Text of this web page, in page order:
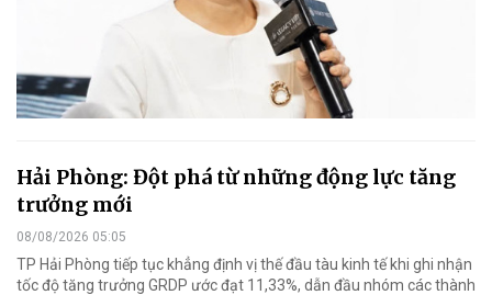
Hải Phòng: Đột phá từ những động lực tăng
trưởng mới
08/08/2026 05:05
TP Hải Phòng tiếp tục khẳng định vị thế đầu tàu kinh tế khi ghi nhận
tốc độ tăng trưởng GRDP ước đạt 11,33%, dẫn đầu nhóm các thành